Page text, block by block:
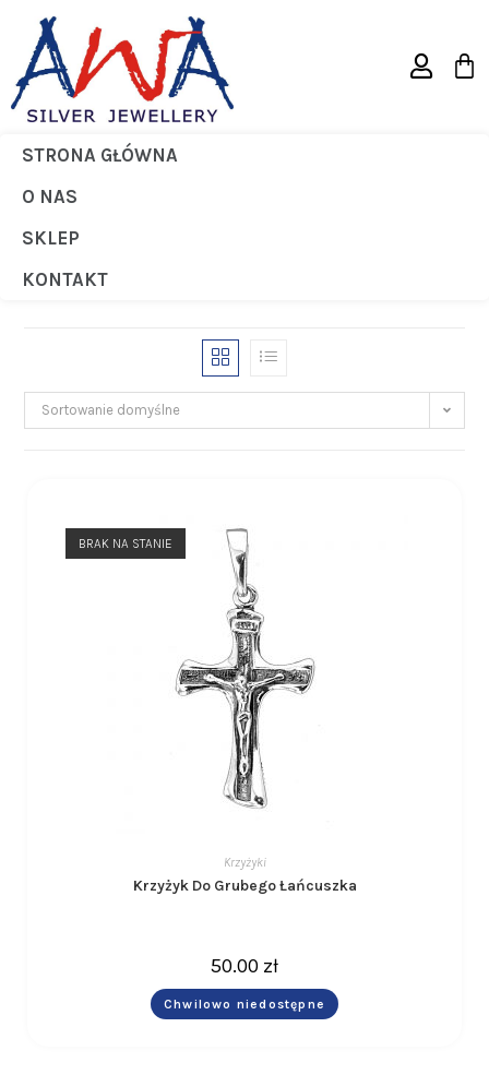
STRONA GŁÓWNA
O NAS
SKLEP
KONTAKT
Krzyżyki
> Products
Sortowanie domyślne
BRAK NA STANIE
Krzyżyki
Krzyżyk Do Grubego Łańcuszka
50.00 zł
Chwilowo niedostępne